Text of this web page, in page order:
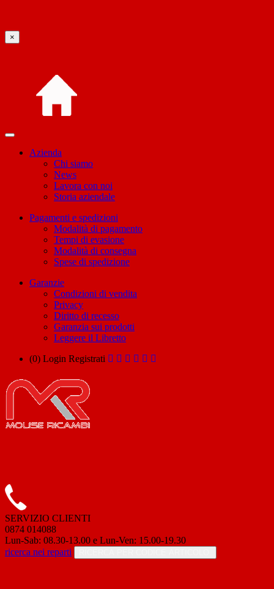
×
Azienda
Chi siamo
News
Lavora con noi
Storia aziendale
Pagamenti e spedizioni
Modalità di pagamento
Tempi di evasione
Modalità di consegna
Spese di spedizione
Garanzie
Condizioni di vendita
Privacy
Diritto di recesso
Garanzia sui prodotti
Leggere il Libretto
(0) Login Registrati
SERVIZIO CLIENTI
0874 014088
Lun-Sab: 08.30-13.00 e Lun-Ven: 15.00-19.30
ricerca nei reparti